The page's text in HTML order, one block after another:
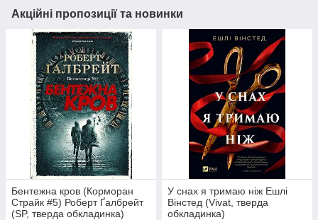
Акційні пропозиції та новинки
Бентежна кров (Корморан
Страйк #5) Роберт Ґалбрейт
(SP, тверда обкладинка)
У снах я тримаю ніж Ешлі
Вінстед (Vivat, тверда
обкладинка)